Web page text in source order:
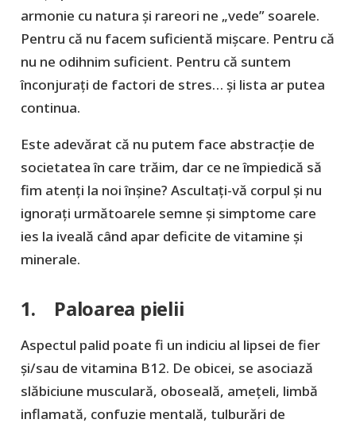
armonie cu natura și rareori ne „vede” soarele.
Pentru că nu facem suficientă mișcare. Pentru că
nu ne odihnim suficient. Pentru că suntem
înconjurați de factori de stres… și lista ar putea
continua.
Este adevărat că nu putem face abstracție de
societatea în care trăim, dar ce ne împiedică să
fim atenți la noi înșine? Ascultați-vă corpul și nu
ignorați următoarele semne și simptome care
ies la iveală când apar deficite de vitamine și
minerale.
1. Paloarea pielii
Aspectul palid poate fi un indiciu al lipsei de fier
și/sau de vitamina B12. De obicei, se asociază
slăbiciune musculară, oboseală, amețeli, limbă
inflamată, confuzie mentală, tulburări de